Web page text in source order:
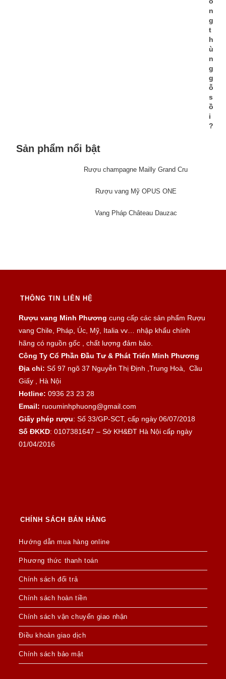
n
g
t
h
ù
n
g
g
ỗ
s
ồ
i
?
Sản phẩm nổi bật
Rượu champagne Mailly Grand Cru
Rượu vang Mỹ OPUS ONE
Vang Pháp Château Dauzac
THÔNG TIN LIÊN HỆ
Rượu vang Minh Phương cung cấp các sản phẩm Rượu
vang Chile, Pháp, Úc, Mỹ, Italia vv… nhập khẩu chính
hãng có nguồn gốc , chất lượng đảm bảo.
Công Ty Cổ Phần Đầu Tư & Phát Triển Minh Phương
Địa chỉ: Số 97 ngõ 37 Nguyễn Thị Định ,Trung Hoà, Cầu
Giấy , Hà Nội
Hotline: 0936 23 23 28
Email: ruouminhphuong@gmail.com
Giấy phép rượu: Số 33/GP-SCT, cấp ngày 06/07/2018
Số ĐKKD: 0107381647 – Sở KH&ĐT Hà Nội cấp ngày
01/04/2016
CHÍNH SÁCH BÁN HÀNG
Hướng dẫn mua hàng online
Phương thức thanh toán
Chính sách đổi trả
Chính sách hoàn tiền
Chính sách vận chuyển giao nhận
Điều khoản giao dịch
Chính sách bảo mật